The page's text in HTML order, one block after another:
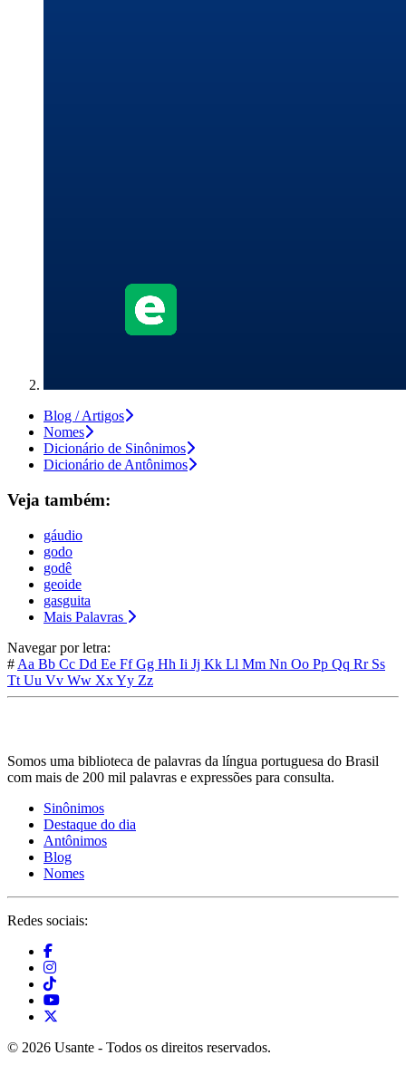
Blog / Artigos
Nomes
Dicionário de Sinônimos
Dicionário de Antônimos
Veja também:
gáudio
godo
godê
geoide
gasguita
Mais Palavras
Navegar por letra:
# Aa Bb Cc Dd Ee FfGg Hh Ii Jj Kk Ll Mm Nn Oo Pp Qq Rr Ss
Tt Uu Vv Ww XxYy Zz
Somos uma biblioteca de palavras da língua portuguesa do Brasil
com mais de 200 mil palavras e expressões para consulta.
Sinônimos
Destaque do dia
Antônimos
Blog
Nomes
Redes sociais:
© 2026 Usante - Todos os direitos reservados.